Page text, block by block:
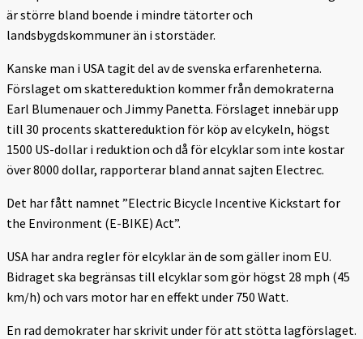
är större bland boende i mindre tätorter och
landsbygdskommuner än i storstäder.
Kanske man i USA tagit del av de svenska erfarenheterna.
Förslaget om skattereduktion kommer från demokraterna
Earl Blumenauer och Jimmy Panetta. Förslaget innebär upp
till 30 procents skattereduktion för köp av elcykeln, högst
1500 US-dollar i reduktion och då för elcyklar som inte kostar
över 8000 dollar, rapporterar bland annat sajten Electrec.
Det har fått namnet ”Electric Bicycle Incentive Kickstart for
the Environment (E-BIKE) Act”.
USA har andra regler för elcyklar än de som gäller inom EU.
Bidraget ska begränsas till elcyklar som gör högst 28 mph (45
km/h) och vars motor har en effekt under 750 Watt.
En rad demokrater har skrivit under för att stötta lagförslaget.